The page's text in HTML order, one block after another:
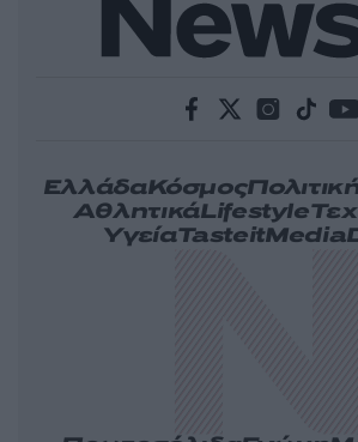
ΕλλάδαΚόσμος
ΑθλητικάLifestyle
ΥγείαTasteitMedia